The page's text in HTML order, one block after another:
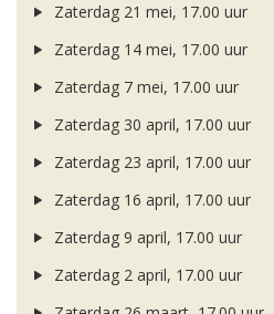
Zaterdag 21 mei, 17.00 uur
Zaterdag 14 mei, 17.00 uur
Zaterdag 7 mei, 17.00 uur
Zaterdag 30 april, 17.00 uur
Zaterdag 23 april, 17.00 uur
Zaterdag 16 april, 17.00 uur
Zaterdag 9 april, 17.00 uur
Zaterdag 2 april, 17.00 uur